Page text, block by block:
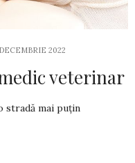
2022
veterinar
stra­dă mai puțin